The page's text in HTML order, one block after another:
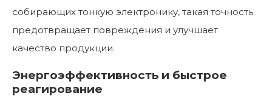
собирающих тонкую электронику, такая точность
предотвращает повреждения и улучшает
качество продукции.
Энергоэффективность и быстрое
реагирование